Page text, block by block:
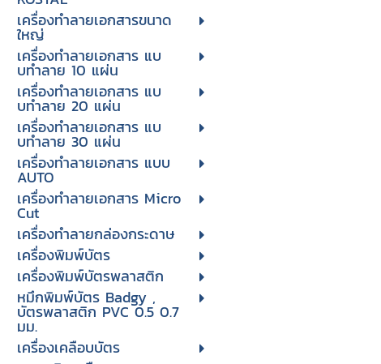
เครื่องทำลายเอกสารขนาด
ใหญ่
เครื่องทําลายเอกสาร แบ
บทําลาย 10 แผ่น
เครื่องทําลายเอกสาร แบ
บทําลาย 20 แผ่น
เครื่องทําลายเอกสาร แบ
บทําลาย 30 แผ่น
เครื่องทำลายเอกสาร แบบ
AUTO
เครื่องทำลายเอกสาร Micro
Cut
เครื่องทำลายกล่องกระดาษ
เครื่องพิมพ์บัตร
เครื่องพิมพ์บัตรพลาสติก
หมึกพิมพ์บัตร Badgy ,
บัตรพลาสติก PVC 0.5 0.7
มม.
เครื่องเคลือบบัตร